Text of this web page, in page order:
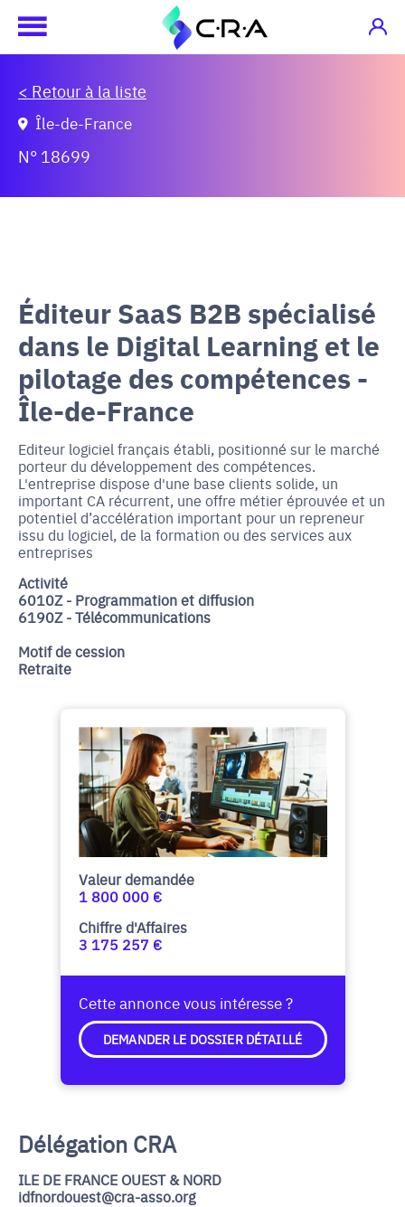
< Retour à la liste
N° 18699
Île-de-France
Éditeur SaaS B2B spécialisé
dans le Digital Learning et le
pilotage des compétences -
Île-de-France
Editeur logiciel français établi, positionné sur le marché
porteur du développement des compétences.
L'entreprise dispose d'une base clients solide, un
important CA récurrent, une offre métier éprouvée et un
potentiel d’accélération important pour un repreneur
issu du logiciel, de la formation ou des services aux
entreprises
Activité
6010Z - Programmation et diffusion
6190Z - Télécommunications
Motif de cession
Retraite
Valeur demandée
1 800 000 €
Chiffre d'Affaires
3 175 257 €
Cette annonce vous intéresse ?
DEMANDER LE DOSSIER DÉTAILLÉ
Délégation CRA
ILE DE FRANCE OUEST & NORD
idfnordouest@cra-asso.org